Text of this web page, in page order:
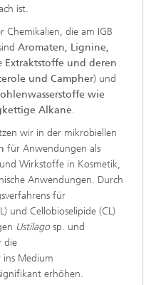
ist.
Chemikalien, die am IGB
Aromaten, Lignine,
Extraktstoffe und deren
und Campher) und
wie
Alkane.
wir in der mikrobiellen
für Anwendungen als
Wirkstoffe in Kosmetik,
Anwendungen. Durch
für
und Cellobioselipide (CL)
Ustilagosp. und
die
Medium
erhöhen.